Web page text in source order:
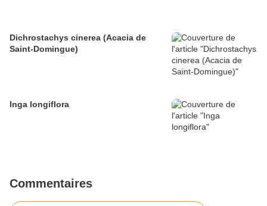
Dichrostachys cinerea (Acacia de
Saint-Domingue)
Inga longiflora
Commentaires